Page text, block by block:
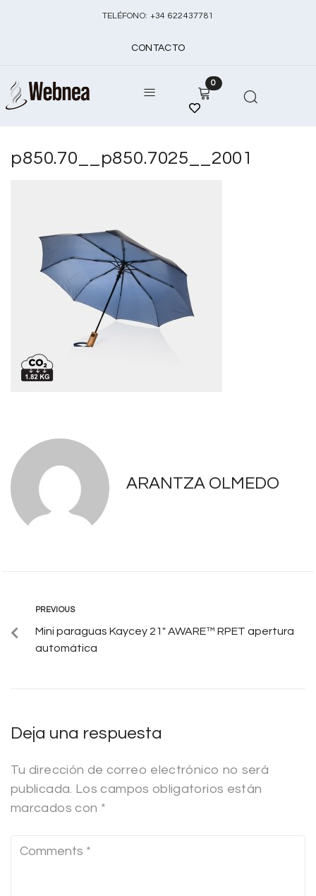
TELÉFONO: +34 622437781
CONTACTO
0
p850.70__p850.7025__2001
ARANTZA OLMEDO
PREVIOUS
Mini paraguas Kaycey 21″ AWARE™ RPET apertura
automática
Deja una respuesta
Tu dirección de correo electrónico no será
publicada. Los campos obligatorios están
marcados con *